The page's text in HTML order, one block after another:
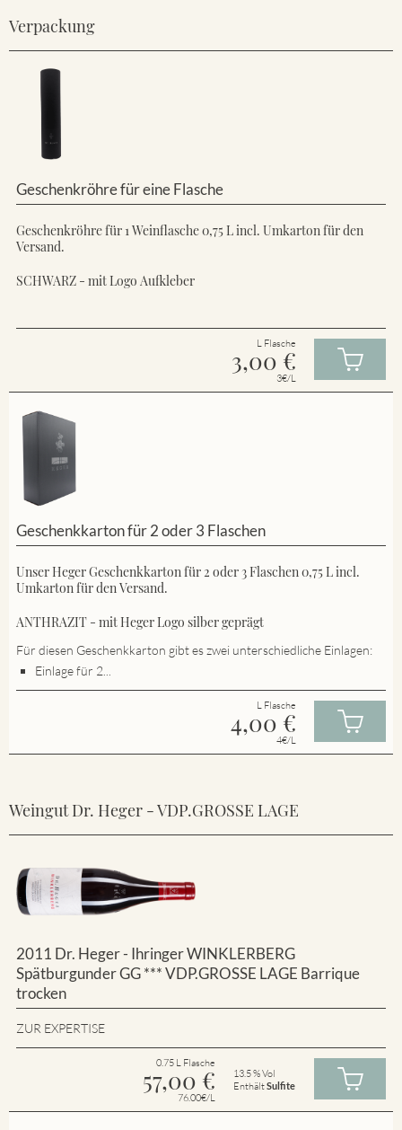
Verpackung
Geschenkröhre für eine Flasche
Geschenkröhre für 1 Weinflasche 0,75 L incl. Umkarton für den
Versand.
SCHWARZ - mit Logo Aufkleber
L Flasche
3,00 €
3€/L
Geschenkkarton für 2 oder 3 Flaschen
Unser Heger Geschenkkarton für 2 oder 3 Flaschen 0,75 L incl.
Umkarton für den Versand.
ANTHRAZIT - mit Heger Logo silber geprägt
Für diesen Geschenkkarton gibt es zwei unterschiedliche Einlagen:
Einlage für 2...
L Flasche
4,00 €
4€/L
Weingut Dr. Heger - VDP.GROSSE LAGE
2011 Dr. Heger - Ihringer WINKLERBERG
Spätburgunder GG *** VDP.GROSSE LAGE Barrique
trocken
ZUR EXPERTISE
0.75 L Flasche
57,00 €
76.00€/L
13.5 % Vol
EnthältSulfite